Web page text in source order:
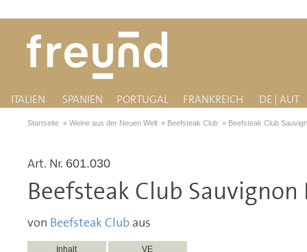
ITALIEN SPANIEN PORTUGAL FRANKREICH DE | AUT
Startseite » Weine aus der Neuen Welt » Beefsteak Club » Beefsteak Club
Art. Nr. 601.030
Beefsteak Club Sauvignon
von Beefsteak Club aus
Inhalt
VE